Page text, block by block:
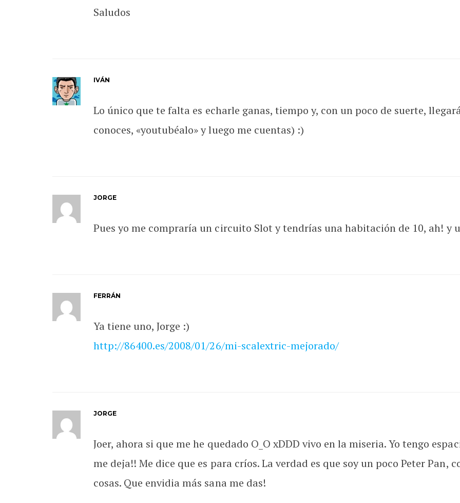
Saludos
IVÁN
Lo único que te falta es echarle ganas, tiempo y, con un poco de suerte,
conoces, «youtubéalo» y luego me cuentas) :)
JORGE
Pues yo me compraría un circuito Slot y tendrías una habitación de 10, ah! y
FERRÁN
Ya tiene uno, Jorge :)
http://86400.es/2008/01/26/mi-scalextric-mejorado/
JORGE
Joer, ahora si que me he quedado O_O xDDD vivo en la miseria. Yo tengo
me deja!! Me dice que es para críos. La verdad es que soy un poco Peter Pan,
cosas. Que envidia más sana me das!